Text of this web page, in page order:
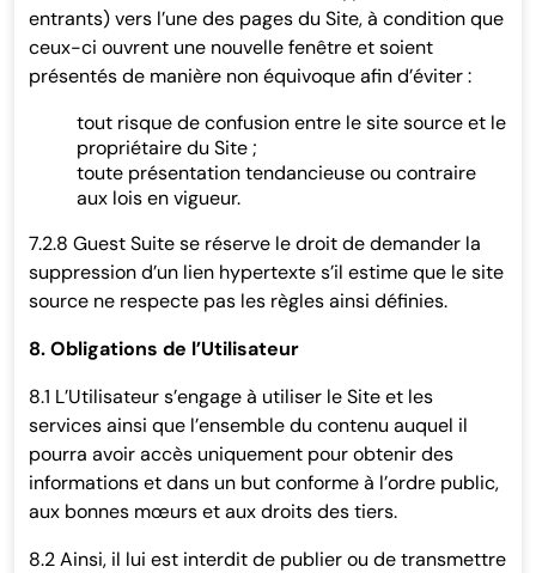
entrants) vers l’une des pages du Site, à condition que
ceux-ci ouvrent une nouvelle fenêtre et soient
présentés de manière non équivoque afin d’éviter :
tout risque de confusion entre le site source et le
propriétaire du Site ;
toute présentation tendancieuse ou contraire
aux lois en vigueur.
7.2.8 Guest Suite se réserve le droit de demander la
suppression d’un lien hypertexte s’il estime que le site
source ne respecte pas les règles ainsi définies.
8. Obligations de l’Utilisateur
8.1 L’Utilisateur s’engage à utiliser le Site et les
services ainsi que l’ensemble du contenu auquel il
pourra avoir accès uniquement pour obtenir des
informations et dans un but conforme à l’ordre public,
aux bonnes mœurs et aux droits des tiers.
8.2 Ainsi, il lui est interdit de publier ou de transmettre